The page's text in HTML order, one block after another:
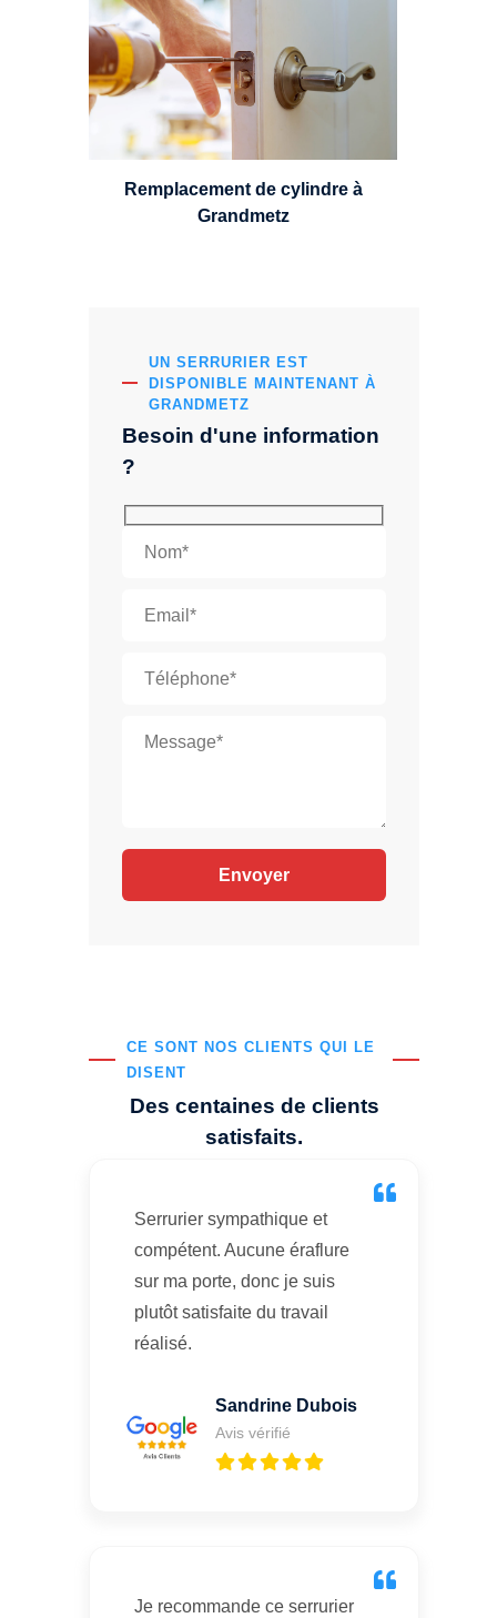
UN SERRURIER EST
DISPONIBLE MAINTENANT À
GRANDMETZ
Besoin d'une information
?
CE SONT NOS CLIENTS QUI LE
DISENT
Des centaines de clients
satisfaits.
Serrurier sympathique et
compétent. Aucune éraflure
sur ma porte, donc je suis
plutôt satisfaite du travail
réalisé.
Sandrine Dubois
Avis vérifié
Je recommande ce serrurier
choisir et remplacer un cylindre
standard, à 5 leviers ou à 3
leviers, Mul-T-Lock ou encore
multipoints.
Remplacement de cylindre à
Grandmetz